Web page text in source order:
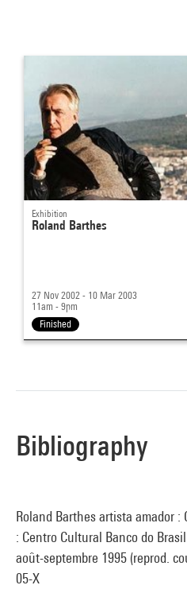
Exhibition
Roland Barthes
27 Nov 2002 - 10 Mar 2003
11am - 9pm
Finished
Bibliography
Roland Barthes artista amador :
: Centro Cultural Banco do
août-septembre 1995 (reprod.
05-X